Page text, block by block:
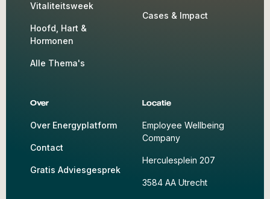
Vitaliteitsweek
Hoofd, Hart &
Hormonen
Alle Thema's
Cases & Impact
Over
Over Energyplatform
Contact
Gratis Adviesgesprek
Locatie
Employee Wellbeing
Company
Herculesplein 207
3584 AA Utrecht